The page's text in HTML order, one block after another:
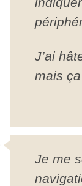
J’ai
mais
Je me